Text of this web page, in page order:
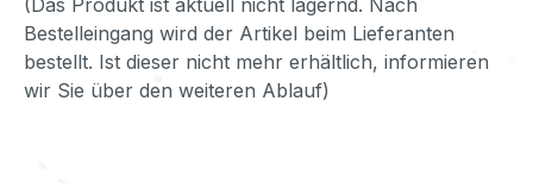
Bestelleingang wird der Artikel beim Lieferanten
bestellt. Ist dieser nicht mehr erhältlich, informieren
wir Sie über den weiteren Ablauf)